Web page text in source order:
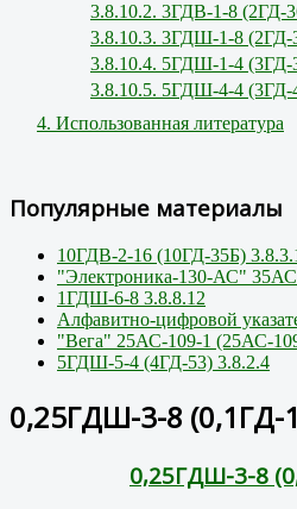
3.8.10.2. 3ГДВ-1-8 (2ГД-
3.8.10.3. 3ГДШ-1-8 (2ГД-
3.8.10.4. 5ГДШ-1-4 (3ГД-
3.8.10.5. 5ГДШ-4-4 (3ГД-
4. Использованная литература
Популярные материалы
10ГДВ-2-16 (10ГД-35Б)
"Электроника-130-АС"
1ГДШ-6-8 3.8.8.12
Алфавитно-цифровой
"Вега" 25АС-109-1 (25АС-
5ГДШ-5-4 (4ГД-53) 3.8.2.4
0,25ГДШ-3-8 (0,1ГД-
0,25ГДШ-3-8